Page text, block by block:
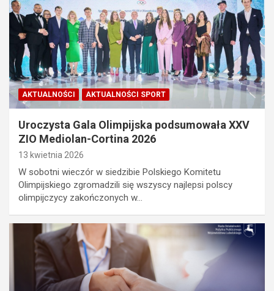
AKTUALNOŚCI AKTUALNOŚCI SPORT
Uroczysta Gala Olimpijska podsumowała XXV
ZIO Mediolan-Cortina 2026
13 kwietnia 2026
W sobotni wieczór w siedzibie Polskiego Komitetu
Olimpijskiego zgromadzili się wszyscy najlepsi polscy
olimpijczycy zakończonych w…